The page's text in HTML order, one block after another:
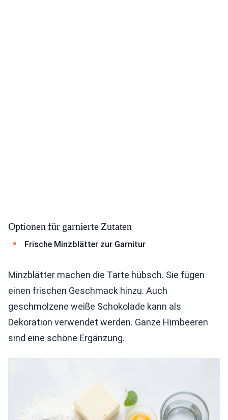
Optionen für garnierte Zutaten
Frische Minzblätter zur Garnitur
Minzblätter machen die Tarte hübsch. Sie fügen
einen frischen Geschmack hinzu. Auch
geschmolzene weiße Schokolade kann als
Dekoration verwendet werden. Ganze Himbeeren
sind eine schöne Ergänzung.